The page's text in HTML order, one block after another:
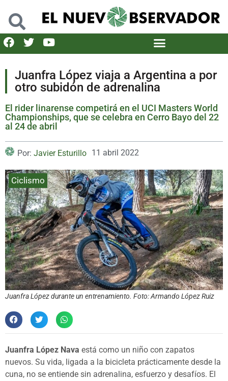
Juanfra López viaja a Argentina a por
otro subidón de adrenalina
El rider linarense competirá en el UCI Masters World
Championships, que se celebra en Cerro Bayo del 22
al 24 de abril
Por: Javier Esturillo 11 abril 2022
Ciclismo
Juanfra López durante un entrenamiento. Foto: Armando López Ruiz
Juanfra López Nava está como un niño con zapatos
nuevos. Su vida, ligada a la bicicleta prácticamente desde la
cuna, no se entiende sin adrenalina, esfuerzo y desafíos. El